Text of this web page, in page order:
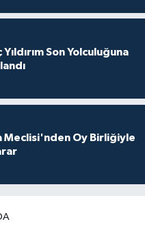
Yıldırım Son Yolculuğuna
Meclisi'nden Oy Birliğiyle